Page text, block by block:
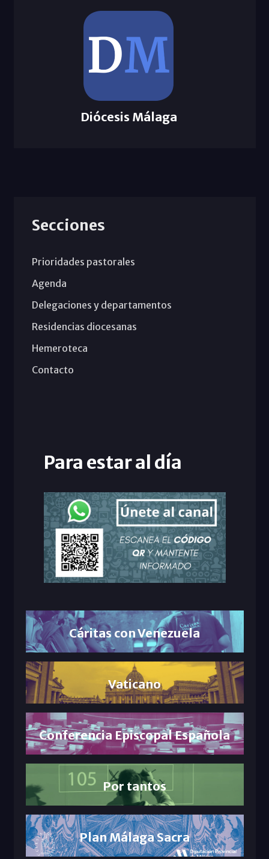
Diócesis Málaga
Secciones
Prioridades pastorales
Agenda
Delegaciones y departamentos
Residencias diocesanas
Hemeroteca
Contacto
Para estar al día
Cáritas con Venezuela
Vaticano
Conferencia Episcopal Española
Por tantos
Plan Málaga Sacra